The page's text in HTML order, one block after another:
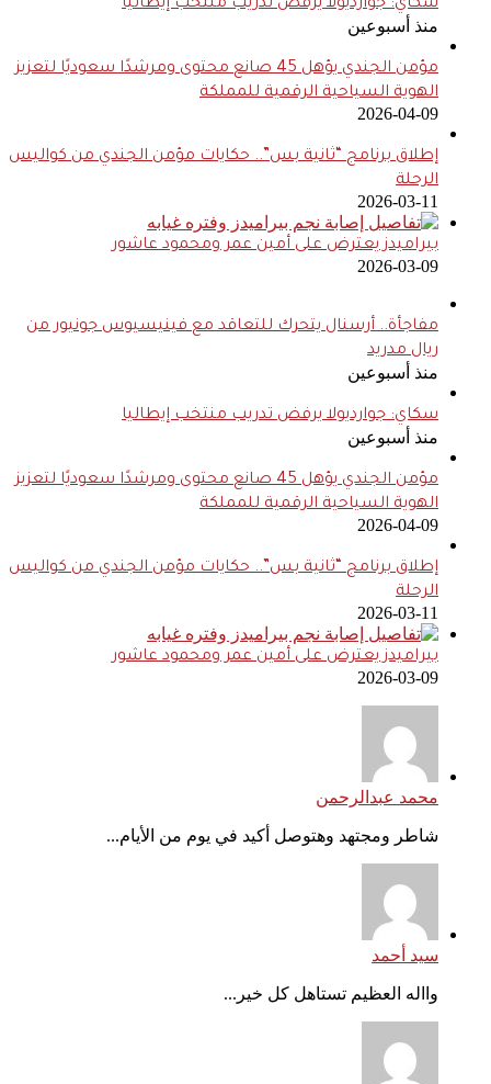
سكاي: جوارديولا يرفض تدريب منتخب إيطاليا
منذ أسبوعين
مؤمن الجندي يؤهل 45 صانع محتوى ومرشدًا سعوديًا لتعزيز
الهوية السياحية الرقمية للمملكة
2026-04-09
إطلاق برنامج “ثانية بس”.. حكايات مؤمن الجندي من كواليس
الرحلة
2026-03-11
بيراميدز يعترض على أمين عمر ومحمود عاشور
2026-03-09
مفاجأة.. أرسنال يتحرك للتعاقد مع فينيسيوس جونيور من
ريال مدريد
منذ أسبوعين
سكاي: جوارديولا يرفض تدريب منتخب إيطاليا
منذ أسبوعين
مؤمن الجندي يؤهل 45 صانع محتوى ومرشدًا سعوديًا لتعزيز
الهوية السياحية الرقمية للمملكة
2026-04-09
إطلاق برنامج “ثانية بس”.. حكايات مؤمن الجندي من كواليس
الرحلة
2026-03-11
بيراميدز يعترض على أمين عمر ومحمود عاشور
2026-03-09
محمد عبدالرحمن
شاطر ومجتهد وهتوصل أكيد في يوم من الأيام...
سيد أحمد
وااله العظيم تستاهل كل خير...